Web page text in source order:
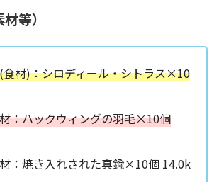
等）
食材)：シロディール・シトラス×10
：ハックウィングの羽毛×10個
：焼き入れされた真鍮×10個 14.0k